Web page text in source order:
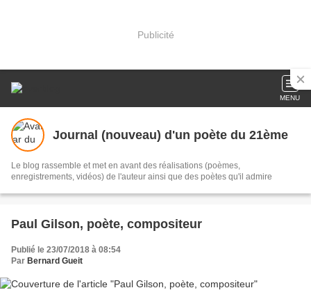
Publicité
MENU
Journal (nouveau) d'un poète du 21ème
Le blog rassemble et met en avant des réalisations (poèmes,
enregistrements, vidéos) de l'auteur ainsi que des poètes qu'il admire
Paul Gilson, poète, compositeur
Publié le 23/07/2018 à 08:54
Par Bernard Gueit